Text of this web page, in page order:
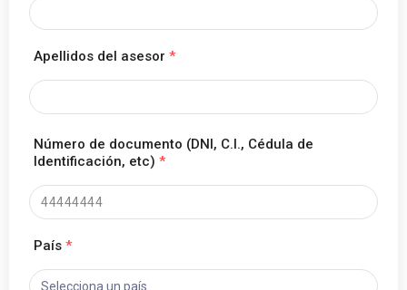
Apellidos del asesor *
Número de documento (DNI, C.I., Cédula de
Identificación, etc) *
País *